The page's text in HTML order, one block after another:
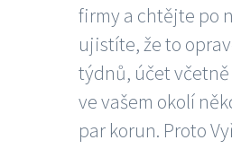
firmy a chtějte po
ujistíte, že to
týdnů, účet
ve vašem okolí
par korun. Proto